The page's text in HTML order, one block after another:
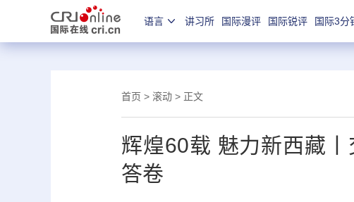
语言 讲习所 国际漫评 国际锐评 国际3分
首页 > 滚动 > 正文
辉煌60载 魅力新西藏
答卷